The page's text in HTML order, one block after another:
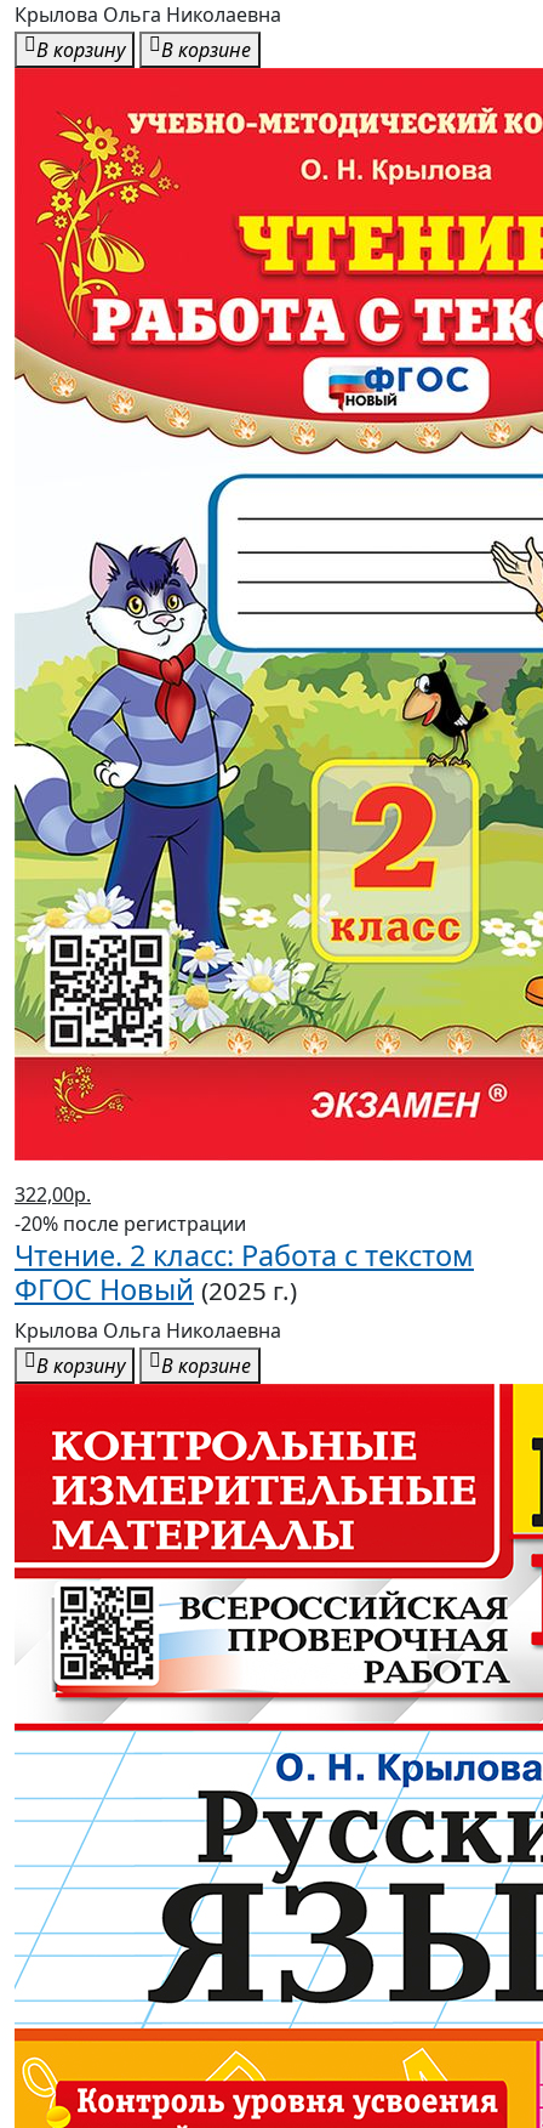
Крылова Ольга Николаевна
В корзину
В корзине
322,00р.
-20% после регистрации
Чтение. 2 класс: Работа с текстом
ФГОС Новый (2025 г.)
Крылова Ольга Николаевна
В корзину
В корзине